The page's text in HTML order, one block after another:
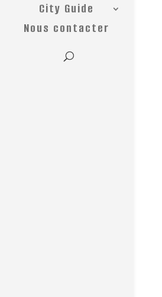
City Guide
Nous contacter